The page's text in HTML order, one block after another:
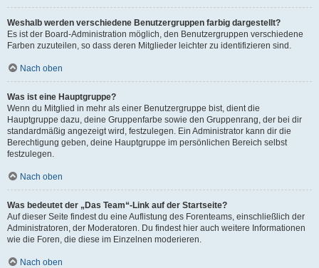
Weshalb werden verschiedene Benutzergruppen farbig dargestellt?
Es ist der Board-Administration möglich, den Benutzergruppen verschiedene
Farben zuzuteilen, so dass deren Mitglieder leichter zu identifizieren sind.
Nach oben
Was ist eine Hauptgruppe?
Wenn du Mitglied in mehr als einer Benutzergruppe bist, dient die
Hauptgruppe dazu, deine Gruppenfarbe sowie den Gruppenrang, der bei dir
standardmäßig angezeigt wird, festzulegen. Ein Administrator kann dir die
Berechtigung geben, deine Hauptgruppe im persönlichen Bereich selbst
festzulegen.
Nach oben
Was bedeutet der „Das Team“-Link auf der Startseite?
Auf dieser Seite findest du eine Auflistung des Forenteams, einschließlich der
Administratoren, der Moderatoren. Du findest hier auch weitere Informationen
wie die Foren, die diese im Einzelnen moderieren.
Nach oben